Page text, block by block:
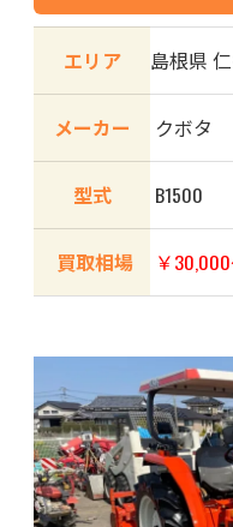
エリア 島根県
メーカー クボタ
型式 B1500
買取相場 ￥